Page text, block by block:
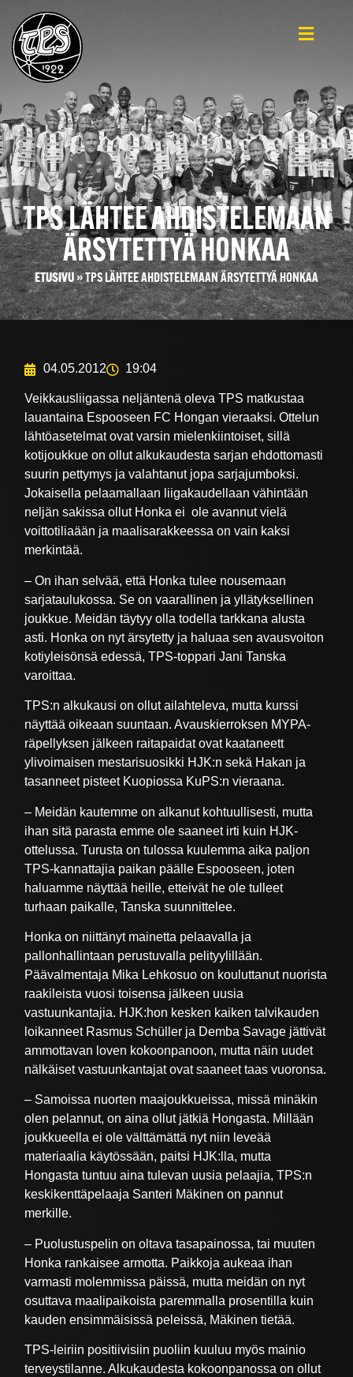
TPS LÄHTEE AHDISTELEMAAN
ÄRSYTETTYÄ HONKAA
ETUSIVU»TPS LÄHTEE AHDISTELEMAAN ÄRSYTETTYÄ HONKAA
04.05.2012 19:04
Veikkausliigassa neljäntenä oleva TPS matkustaa
lauantaina Espooseen FC Hongan vieraaksi. Ottelun
lähtöasetelmat ovat varsin mielenkiintoiset, sillä
kotijoukkue on ollut alkukaudesta sarjan ehdottomasti
suurin pettymys ja valahtanut jopa sarjajumboksi.
Jokaisella pelaamallaan liigakaudellaan vähintään
neljän sakissa ollut Honka ei ole avannut vielä
voittotiliaään ja maalisarakkeessa on vain kaksi
merkintää.
– On ihan selvää, että Honka tulee nousemaan
sarjataulukossa. Se on vaarallinen ja yllätyksellinen
joukkue. Meidän täytyy olla todella tarkkana alusta
asti. Honka on nyt ärsytetty ja haluaa sen avausvoiton
kotiyleisönsä edessä, TPS-toppari Jani Tanska
varoittaa.
TPS:n alkukausi on ollut ailahteleva, mutta kurssi
näyttää oikeaan suuntaan. Avauskierroksen MYPA-
räpellyksen jälkeen raitapaidat ovat kaataneett
ylivoimaisen mestarisuosikki HJK:n sekä Hakan ja
tasanneet pisteet Kuopiossa KuPS:n vieraana.
– Meidän kautemme on alkanut kohtuullisesti, mutta
ihan sitä parasta emme ole saaneet irti kuin HJK-
ottelussa. Turusta on tulossa kuulemma aika paljon
TPS-kannattajia paikan päälle Espooseen, joten
haluamme näyttää heille, etteivät he ole tulleet
turhaan paikalle, Tanska suunnittelee.
Honka on niittänyt mainetta pelaavalla ja
pallonhallintaan perustuvalla pelityylillään.
Päävalmentaja Mika Lehkosuo on kouluttanut nuorista
raakileista vuosi toisensa jälkeen uusia
vastuunkantajia. HJK:hon kesken kaiken talvikauden
loikanneet Rasmus Schüller ja Demba Savage jättivät
ammottavan loven kokoonpanoon, mutta näin uudet
nälkäiset vastuunkantajat ovat saaneet taas vuoronsa.
– Samoissa nuorten maajoukkueissa, missä minäkin
olen pelannut, on aina ollut jätkiä Hongasta. Millään
joukkueella ei ole välttämättä nyt niin leveää
materiaalia käytössään, paitsi HJK:lla, mutta
Hongasta tuntuu aina tulevan uusia pelaajia, TPS:n
keskikenttäpelaaja Santeri Mäkinen on pannut
merkille.
– Puolustuspelin on oltava tasapainossa, tai muuten
Honka rankaisee armotta. Paikkoja aukeaa ihan
varmasti molemmissa päissä, mutta meidän on nyt
osuttava maalipaikoista paremmalla prosentilla kuin
kauden ensimmäisissä peleissä, Mäkinen tietää.
TPS-leiriin positiivisiin puoliin kuuluu myös mainio
terveystilanne. Alkukaudesta kokoonpanossa on ollut